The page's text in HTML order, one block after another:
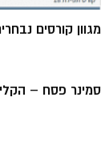
מגוון קורסים
סמינר פסח –